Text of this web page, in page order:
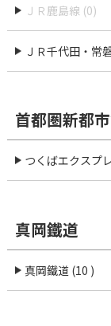
ＪＲ鹿島線 (0)
ＪＲ千代田・常
首都圏新都
つくばエクスプ
真岡鐵道
真岡鐵道 (10 )